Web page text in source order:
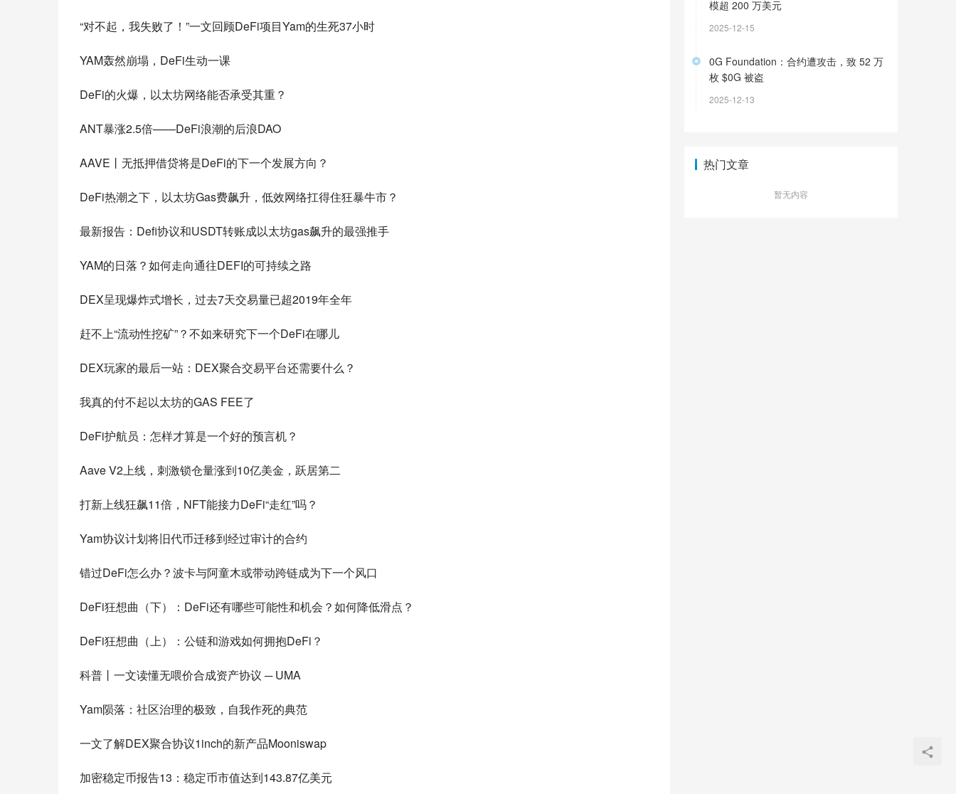
“对不起，我失败了！”一文回顾DeFi项目Yam的生死37小时
YAM轰然崩塌，DeFi生动一课
DeFi的火爆，以太坊网络能否承受其重？
ANT暴涨2.5倍——DeFi浪潮的后浪DAO
AAVE丨无抵押借贷将是DeFi的下一个发展方向？
DeFi热潮之下，以太坊Gas费飙升，低效网络扛得住狂暴牛市？
最新报告：Defi协议和USDT转账成以太坊gas飙升的最强推手
YAM的日落？如何走向通往DEFI的可持续之路
DEX呈现爆炸式增长，过去7天交易量已超2019年全年
赶不上“流动性挖矿”？不如来研究下一个DeFi在哪儿
DEX玩家的最后一站：DEX聚合交易平台还需要什么？
我真的付不起以太坊的GAS FEE了
DeFi护航员：怎样才算是一个好的预言机？
Aave V2上线，刺激锁仓量涨到10亿美金，跃居第二
打新上线狂飙11倍，NFT能接力DeFi“走红”吗？
Yam协议计划将旧代币迁移到经过审计的合约
错过DeFi怎么办？波卡与阿童木或带动跨链成为下一个风口
DeFi狂想曲（下）：DeFi还有哪些可能性和机会？如何降低滑点？
DeFi狂想曲（上）：公链和游戏如何拥抱DeFi？
科普丨一文读懂无喂价合成资产协议 ─ UMA
Yam陨落：社区治理的极致，自我作死的典范
一文了解DEX聚合协议1inch的新产品Mooniswap
加密稳定币报告13：稳定币市值达到143.87亿美元
模超 200 万美元
2025-12-15
0G Foundation：合约遭攻击，致 52 万
枚 $0G 被盗
2025-12-13
热门文章
暂无内容